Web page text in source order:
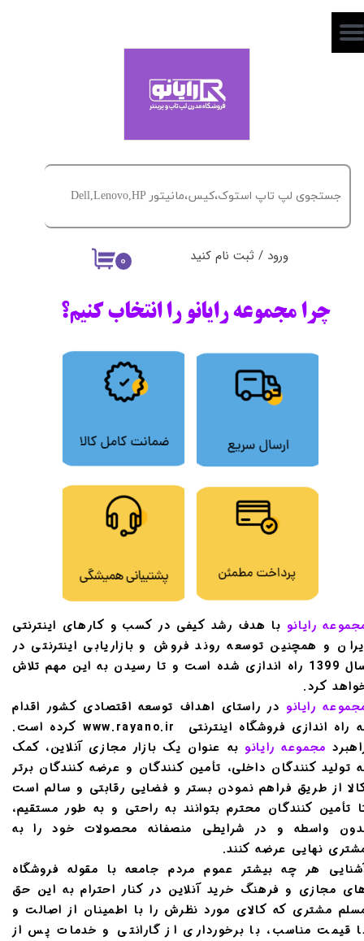
۰ ورود / ثبت نام کنید
حساب کاربری من
خروج از حساب کاربری
رایانو با هدف رشد کیفی در کسب و کارهای اینترنتی
و همچنین توسعه روند فروش و بازاریابی اینترنتی در
سال 1399 راه اندازی شده است و تا رسیدن به این مهم تلاش
کرد.
رایانو در راستای اهداف توسعه اقتصادی کشور اقدام
به راه اندازی فروشگاه اینترنتی www.rayano.ir کرده است.
مجموعه رایانو به عنوان یک بازار مجازی آنلاین، کمک
تولید کنندگان داخلی، تأمین کنندگان و عرضه کنندگان برتر
از طریق فراهم نمودن بستر و فضایی رقابتی و سالم است
تأمین کنندگان محترم بتوانند به راحتی و به طور مستقیم،
واسطه و در شرایطی منصفانه محصولات خود را به
نهایی عرضه کنند.
هر چه بیشتر عموم مردم جامعه با مقوله فروشگاه
مجازی و فرهنگ خرید آنلاین در کنار احترام به این حق
مشتری که کالای مورد نظرش را با اطمینان از اصالت و
قیمت مناسب، با برخورداری از گارانتی و خدمات پس از
چرا مجموعه رایانو را انتخاب کنیم؟